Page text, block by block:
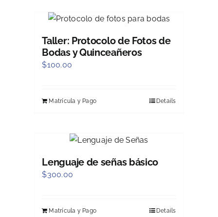
Taller: Protocolo de Fotos de
Bodas y Quinceañeros
$100.00
Matrícula y Pago Details
Lenguaje de señas básico
$300.00
Matrícula y Pago Details